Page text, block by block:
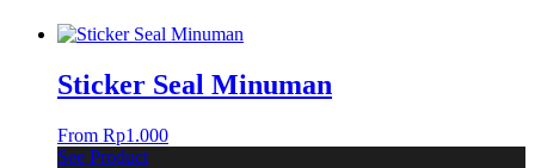
Sticker Seal Minuman
From Rp1.000
See Product